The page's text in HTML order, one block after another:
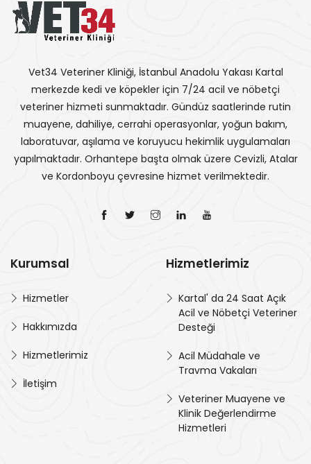
Vet34 Veteriner Kliniği, İstanbul Anadolu Yakası Kartal
merkezde kedi ve köpekler için 7/24 acil ve nöbetçi
veteriner hizmeti sunmaktadır. Gündüz saatlerinde rutin
muayene, dahiliye, cerrahi operasyonlar, yoğun bakım,
laboratuvar, aşılama ve koruyucu hekimlik uygulamaları
yapılmaktadır. Orhantepe başta olmak üzere Cevizli, Atalar
ve Kordonboyu çevresine hizmet verilmektedir.
Kurumsal
Hizmetler
Hakkımızda
Hizmetlerimiz
İletişim
Hizmetlerimiz
Kartal' da 24 Saat Açık
Acil ve Nöbetçi Veteriner
Desteği
Acil Müdahale ve
Travma Vakaları
Veteriner Muayene ve
Klinik Değerlendirme
Hizmetleri